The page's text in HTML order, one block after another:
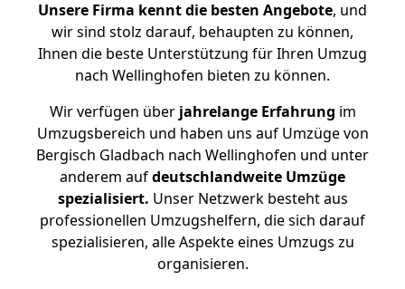
Unsere Firma kennt die besten Angebote, und
wir sind stolz darauf, behaupten zu können,
Ihnen die beste Unterstützung für Ihren Umzug
nach Wellinghofen bieten zu können.
Wir verfügen überjahrelange Erfahrung im
Umzugsbereich und haben uns auf Umzüge von
Bergisch Gladbach nach Wellinghofen und unter
anderem aufdeutschlandweite Umzüge
spezialisiert. Unser Netzwerk besteht aus
professionellen Umzugshelfern, die sich darauf
spezialisieren, alle Aspekte eines Umzugs zu
organisieren.